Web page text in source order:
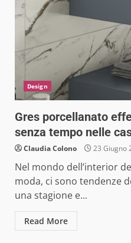
Design
Gres porcellanato
senza tempo nelle
Claudia Colono 23 Giugno
Nel mondo dell’interior
moda, ci sono tendenze
una stagione e...
Read More